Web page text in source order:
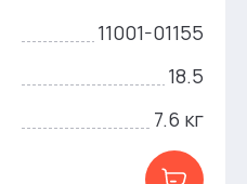
11001-01155
18.5
7.6 кг